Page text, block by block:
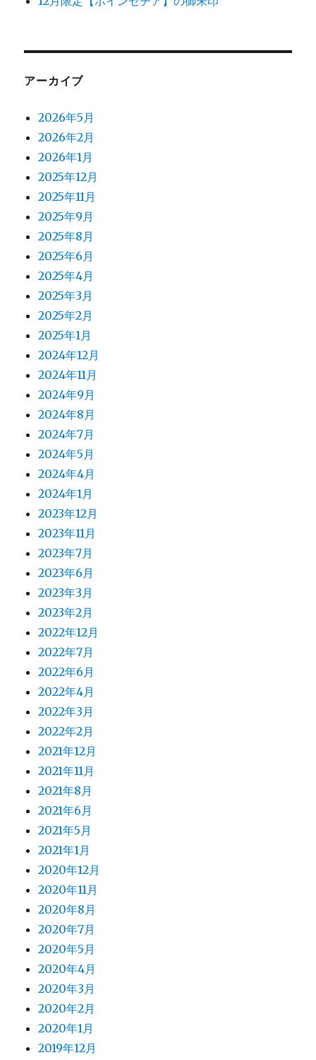
アーカイブ
2026年5月
2026年2月
2026年1月
2025年12月
2025年11月
2025年9月
2025年8月
2025年6月
2025年4月
2025年3月
2025年2月
2025年1月
2024年12月
2024年11月
2024年9月
2024年8月
2024年7月
2024年5月
2024年4月
2024年1月
2023年12月
2023年11月
2023年7月
2023年6月
2023年3月
2023年2月
2022年12月
2022年7月
2022年6月
2022年4月
2022年3月
2022年2月
2021年12月
2021年11月
2021年8月
2021年6月
2021年5月
2021年1月
2020年12月
2020年11月
2020年8月
2020年7月
2020年5月
2020年4月
2020年3月
2020年2月
2020年1月
2019年12月